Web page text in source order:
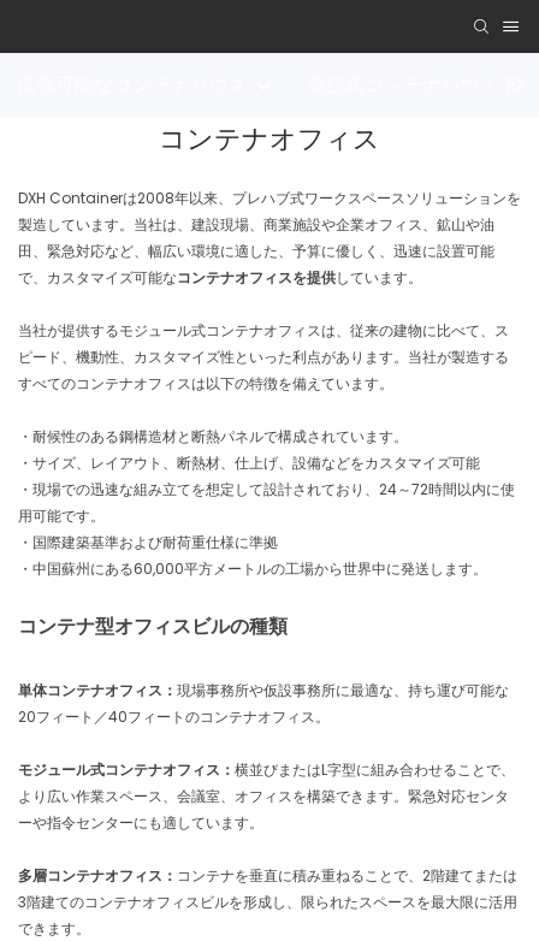
コンテナオフィス
DXH Containerは2008年以来、プレハブ式ワークスペースソリューションを
製造しています。当社は、建設現場、商業施設や企業オフィス、鉱山や油
田、緊急対応など、幅広い環境に適した、予算に優しく、迅速に設置可能
で、カスタマイズ可能なコンテナオフィスを提供しています。
当社が提供するモジュール式コンテナオフィスは、従来の建物に比べて、ス
ピード、機動性、カスタマイズ性といった利点があります。当社が製造する
すべてのコンテナオフィスは以下の特徴を備えています。
・耐候性のある鋼構造材と断熱パネルで構成されています。
・サイズ、レイアウト、断熱材、仕上げ、設備などをカスタマイズ可能
・現場での迅速な組み立てを想定して設計されており、24～72時間以内に使
用可能です。
・国際建築基準および耐荷重仕様に準拠
・中国蘇州にある60,000平方メートルの工場から世界中に発送します。
コンテナ型オフィスビルの種類
単体コンテナオフィス： 現場事務所や仮設事務所に最適な、持ち運び可能な
20フィート／40フィートのコンテナオフィス。
モジュール式コンテナオフィス： 横並びまたはL字型に組み合わせることで、
より広い作業スペース、会議室、オフィスを構築できます。緊急対応センタ
ーや指令センターにも適しています。
多層コンテナオフィス： コンテナを垂直に積み重ねることで、2階建てまたは
3階建てのコンテナオフィスビルを形成し、限られたスペースを最大限に活用
できます。